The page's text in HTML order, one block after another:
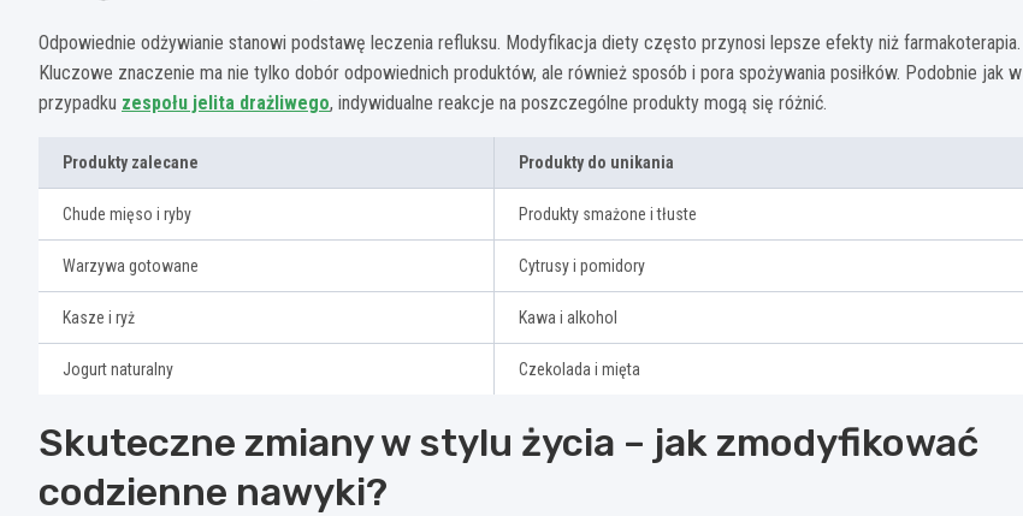
Odpowiednie odżywianie stanowi podstawę leczenia refluksu. Modyfikacja diety często przynosi lepsze efekty niż farmakoterapia.
Kluczowe znaczenie ma nie tylko dobór odpowiednich produktów, ale również sposób i pora spożywania posiłków. Podobnie jak w
przypadku zespołu jelita drażliwego, indywidualne reakcje na poszczególne produkty mogą się różnić.
Produkty zalecane Produkty do unikania
Chude mięso i ryby Produkty smażone i tłuste
Warzywa gotowane Cytrusy i pomidory
Kasze i ryż Kawa i alkohol
Jogurt naturalny Czekolada i mięta
Skuteczne zmiany w stylu życia – jak zmodyfikować
codzienne nawyki?